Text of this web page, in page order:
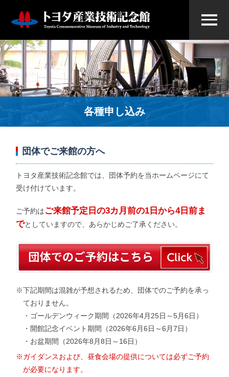
各種申し込み
団体でご来館の方へ
トヨタ産業技術記念館では、団体予約を当ホームページにて
受け付けています。
ご予約はご来館予定日の3カ月前の1日から4日前ま
でとしていますので、あらかじめご了承ください。
※下記期間は混雑が予想されるため、団体でのご予約を承っ
ておりません。
・ゴールデンウィーク期間（2026年4月25日～5月6日）
・開館記念イベント期間（2026年6月6日～6月7日）
・お盆期間（2026年8月8日～16日）
※ガイダンスおよび、昼食会場の提供については必ずご予約
が必要になります。